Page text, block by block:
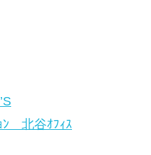
ｮﾝ 北谷ｵﾌｨｽ